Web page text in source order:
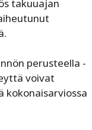
takuuajan
perusteella
voivat
kokonaisarviossa